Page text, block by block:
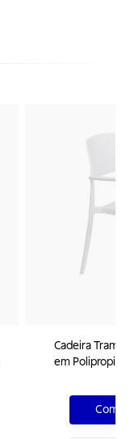
Cadeira
em